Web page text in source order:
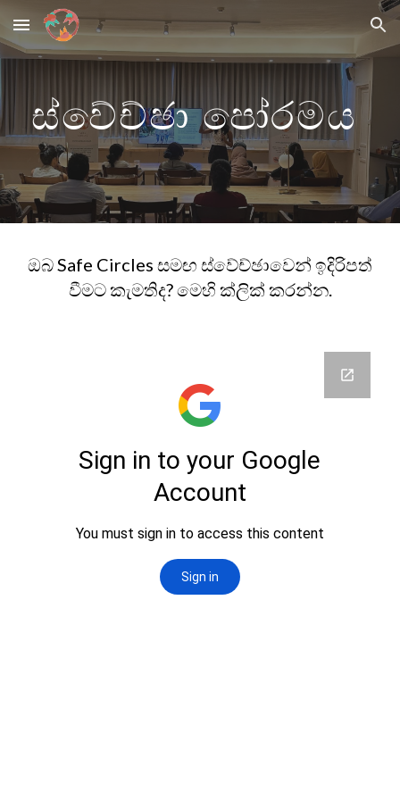
Skip to main content Skip to navigation
ස්වේච්ඡා පෝරමය
ඔබ Safe Circles සමඟ ස්වේච්ඡාවෙන් ඉදිරිපත්
වීමට කැමතිද? මෙහි ක්ලික් කරන්න.